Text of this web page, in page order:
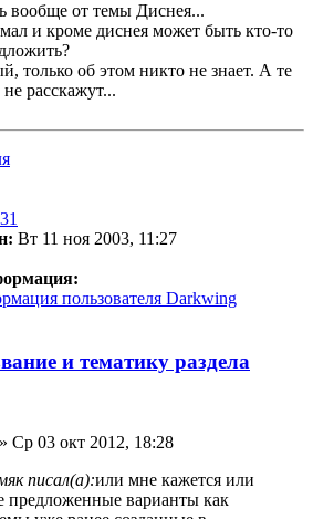
вообще от темы Диснея...
и кроме диснея может быть кто-то
только об этом никто не знает. А те
расскажут...
Вт 11 ноя 2003, 11:27
пользователя Darkwing
и тематику раздела
» Ср 03 окт 2012, 18:28
писал(а):или мне кажется или
предложенные варианты как